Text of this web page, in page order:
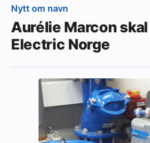
Nytt om navn
Aurélie Marcon
Electric Norge